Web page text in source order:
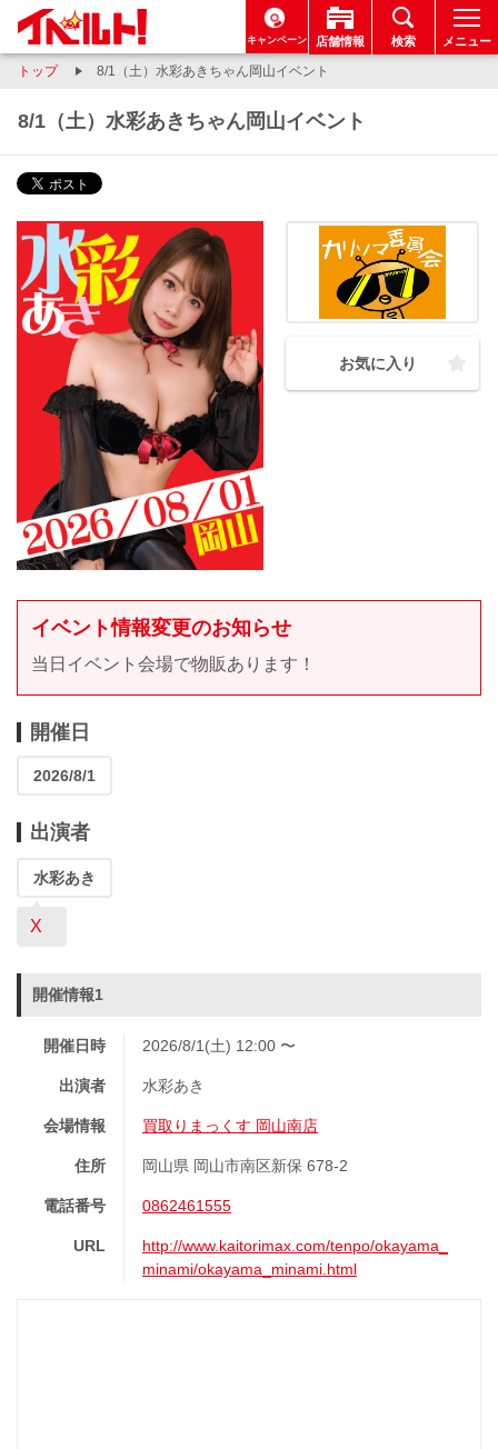
キャンペーン 店舗情報 検索 メニュー
トップ 8/1（土）水彩あきちゃん岡山イベント
8/1（土）水彩あきちゃん岡山イベント
お気に入り
イベント情報変更のお知らせ
当日イベント会場で物販あります！
開催日
2026/8/1
出演者
水彩あき
X
開催情報1
開催日時 2026/8/1(土) 12:00 〜
出演者 水彩あき
会場情報 買取りまっくす 岡山南店
住所 岡山県 岡山市南区新保 678-2
電話番号 0862461555
URL
http://www.kaitorimax.com/tenpo/okayama_
minami/okayama_minami.html